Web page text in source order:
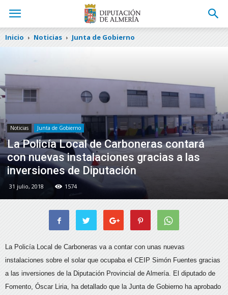
Inicio Noticias Junta de Gobierno
Noticias Junta de Gobierno
La Policía Local de Carboneras contará
con nuevas instalaciones gracias a las
inversiones de Diputación
31 julio, 2018 1574
La Policía Local de Carboneras va a contar con unas nuevas
instalaciones sobre el solar que ocupaba el CEIP Simón Fuentes gracias
a las inversiones de la Diputación Provincial de Almería. El diputado de
Fomento, Óscar Liria, ha detallado que la Junta de Gobierno ha aprobado